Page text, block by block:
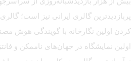
پربازدیدترین گالری ایرانی نیز است؛
کردن اولین نگارخانه با گویندگی هوش
اولین نمایشگاه در جهان‌های ناممکن و